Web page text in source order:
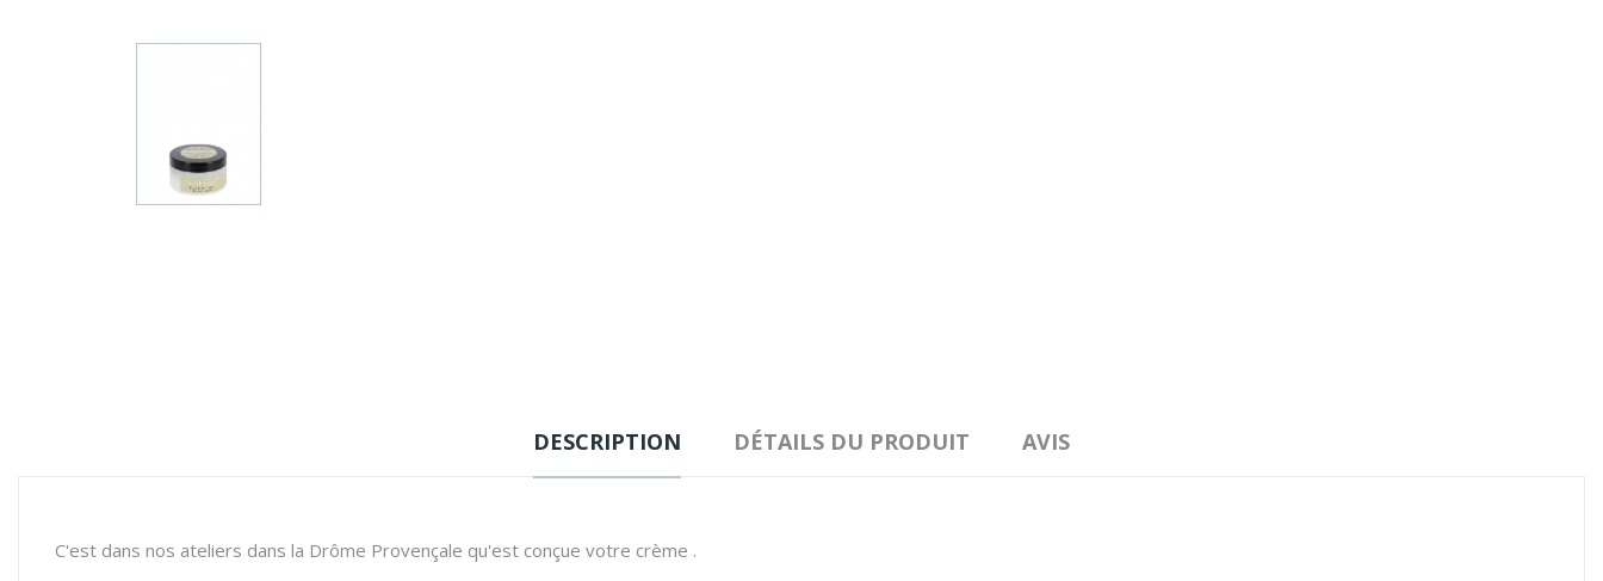
DESCRIPTION DÉTAILS DU PRODUIT AVIS
C'est dans nos ateliers dans la Drôme Provençale qu'est conçue votre crème .